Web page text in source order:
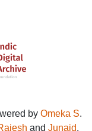
by Omeka S.
and Junaid.